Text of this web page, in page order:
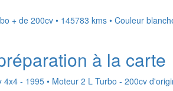
+ de 200cv • 145783 kms • Couleur
à la carte
- 1995 • Moteur 2 L Turbo - 200cv